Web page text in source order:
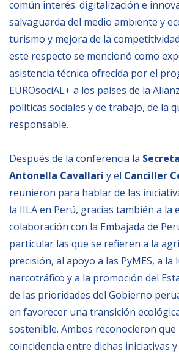
común interés: digitalización e
salvaguarda del medio ambiente y
turismo y mejora de la competitividad
este respecto se mencionó como
asistencia técnica ofrecida por el
EUROsociAL+ a los países de la
políticas sociales y de trabajo, de la
responsable.
Después de la conferencia la
Antonella Cavallari y el Canciller
reunieron para hablar de las
la IILA en Perú, gracias también a la
colaboración con la Embajada de
particular las que se refieren a la
precisión, al apoyo a las PyMES, a la
narcotráfico y a la promoción del
de las prioridades del Gobierno
en favorecer una transición
sostenible. Ambos reconocieron que
coincidencia entre dichas iniciativas